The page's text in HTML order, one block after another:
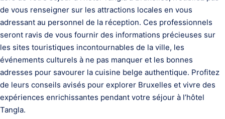
de vous renseigner sur les attractions locales en vous
adressant au personnel de la réception. Ces professionnels
seront ravis de vous fournir des informations précieuses sur
les sites touristiques incontournables de la ville, les
événements culturels à ne pas manquer et les bonnes
adresses pour savourer la cuisine belge authentique. Profitez
de leurs conseils avisés pour explorer Bruxelles et vivre des
expériences enrichissantes pendant votre séjour à l’hôtel
Tangla.